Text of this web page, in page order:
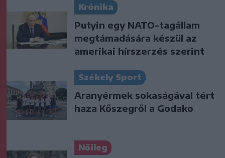
Krónika
Putyin egy NATO-tagállam
megtámadására készül az
amerikai hírszerzés szerint
Székely Sport
Aranyérmek sokaságával tért
haza Kőszegről a Godako
Nőileg